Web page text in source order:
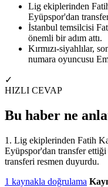
Lig ekiplerinden
Eyüpspor'dan
İstanbul temsilcisi
önemli bir adım attı.
Kırmızı-siyahlılar,
numara oyuncusu
✓
HIZLI CEVAP
Bu haber ne
1. Lig ekiplerinden Fatih
Eyüpspor'dan transfer
transferi resmen duyurdu.
1 kaynakla doğrulama